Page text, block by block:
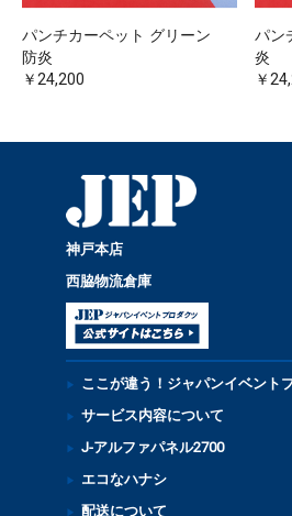
パンチカーペット グリーン
防炎
￥24,200
パン
炎
￥
神戸本店
西脇物流倉庫
ここが違う！ジャパンイベント
サービス内容について
J-アルファパネル2700
エコなハナシ
配送について